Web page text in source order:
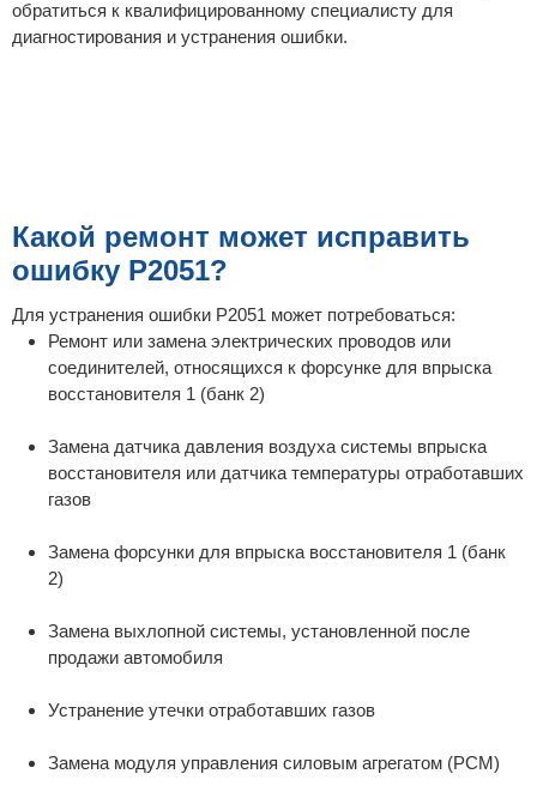
обратиться к квалифицированному специалисту для
диагностирования и устранения ошибки.
Какой ремонт может исправить
ошибку P2051?
Для устранения ошибки P2051 может потребоваться:
Ремонт или замена электрических проводов или
соединителей, относящихся к форсунке для впрыска
восстановителя 1 (банк 2)
Замена датчика давления воздуха системы впрыска
восстановителя или датчика температуры отработавших
газов
Замена форсунки для впрыска восстановителя 1 (банк
2)
Замена выхлопной системы, установленной после
продажи автомобиля
Устранение утечки отработавших газов
Замена модуля управления силовым агрегатом (PCM)